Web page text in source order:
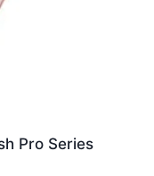
Pro Series